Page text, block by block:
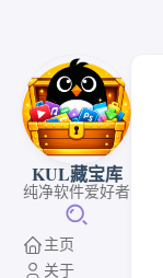
KUL藏宝库
纯净软件爱好者
主页
关于